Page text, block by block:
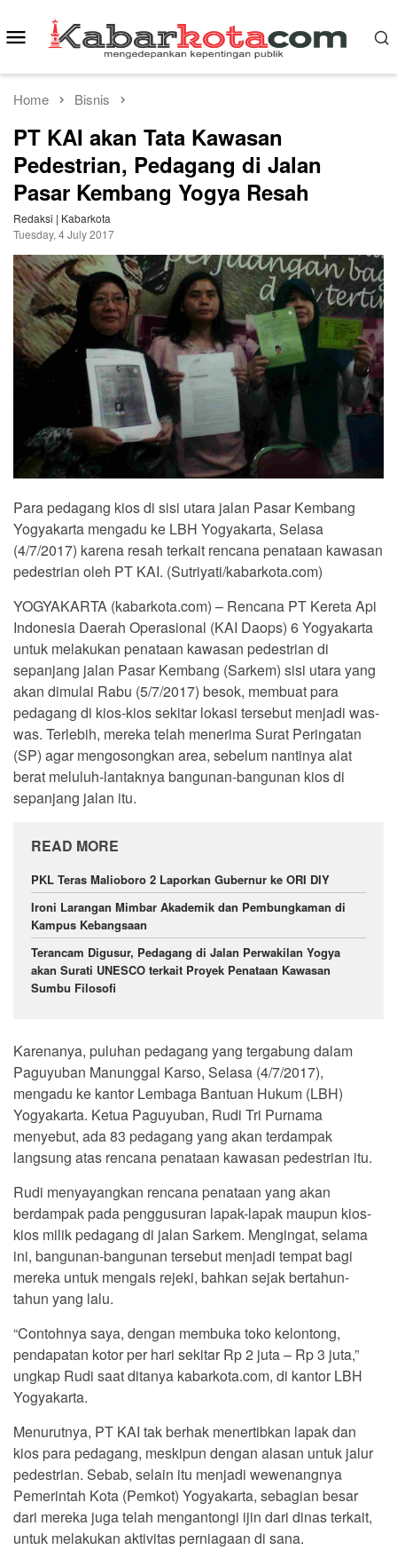
to
content
Mobile
Menu
Home Bisnis
PT KAI akan Tata Kawasan
Pedestrian, Pedagang di Jalan
Pasar Kembang Yogya Resah
Redaksi | Kabarkota
Tuesday, 4 July 2017
Para pedagang kios di sisi utara jalan Pasar Kembang
Yogyakarta mengadu ke LBH Yogyakarta, Selasa
(4/7/2017) karena resah terkait rencana penataan kawasan
pedestrian oleh PT KAI. (Sutriyati/kabarkota.com)
YOGYAKARTA (kabarkota.com) – Rencana PT Kereta Api
Indonesia Daerah Operasional (KAI Daops) 6 Yogyakarta
untuk melakukan penataan kawasan pedestrian di
sepanjang jalan Pasar Kembang (Sarkem) sisi utara yang
akan dimulai Rabu (5/7/2017) besok, membuat para
pedagang di kios-kios sekitar lokasi tersebut menjadi was-
was. Terlebih, mereka telah menerima Surat Peringatan
(SP) agar mengosongkan area, sebelum nantinya alat
berat meluluh-lantaknya bangunan-bangunan kios di
sepanjang jalan itu.
READ MORE
PKL Teras Malioboro 2 Laporkan Gubernur ke ORI DIY
Ironi Larangan Mimbar Akademik dan Pembungkaman di
Kampus Kebangsaan
Terancam Digusur, Pedagang di Jalan Perwakilan Yogya
akan Surati UNESCO terkait Proyek Penataan Kawasan
Sumbu Filosofi
Karenanya, puluhan pedagang yang tergabung dalam
Paguyuban Manunggal Karso, Selasa (4/7/2017),
mengadu ke kantor Lembaga Bantuan Hukum (LBH)
Yogyakarta. Ketua Paguyuban, Rudi Tri Purnama
menyebut, ada 83 pedagang yang akan terdampak
langsung atas rencana penataan kawasan pedestrian itu.
Rudi menyayangkan rencana penataan yang akan
berdampak pada penggusuran lapak-lapak maupun kios-
kios milik pedagang di jalan Sarkem. Mengingat, selama
ini, bangunan-bangunan tersebut menjadi tempat bagi
mereka untuk mengais rejeki, bahkan sejak bertahun-
tahun yang lalu.
“Contohnya saya, dengan membuka toko kelontong,
pendapatan kotor per hari sekitar Rp 2 juta – Rp 3 juta,”
ungkap Rudi saat ditanya kabarkota.com, di kantor LBH
Yogyakarta.
Menurutnya, PT KAI tak berhak menertibkan lapak dan
kios para pedagang, meskipun dengan alasan untuk jalur
pedestrian. Sebab, selain itu menjadi wewenangnya
Pemerintah Kota (Pemkot) Yogyakarta, sebagian besar
dari mereka juga telah mengantongi ijin dari dinas terkait,
untuk melakukan aktivitas perniagaan di sana.